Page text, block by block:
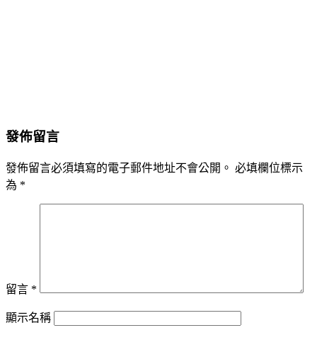
發佈留言
發佈留言必須填寫的電子郵件地址不會公開。 必填欄位標示
為 *
留言 *
顯示名稱